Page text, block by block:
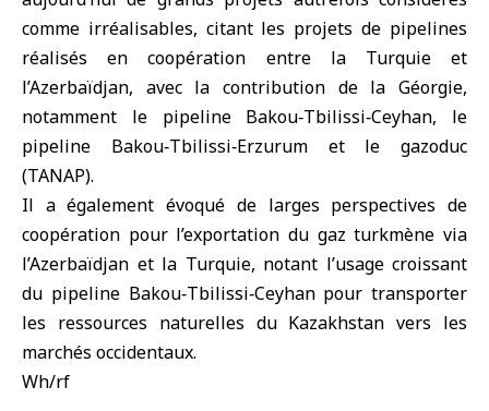
comme irréalisables, citant les projets de pipelines
réalisés en coopération entre la Turquie et
l’Azerbaïdjan, avec la contribution de la Géorgie,
notamment le pipeline Bakou‑Tbilissi‑Ceyhan, le
pipeline Bakou‑Tbilissi‑Erzurum et le gazoduc
(TANAP).
Il a également évoqué de larges perspectives de
coopération pour l’exportation du gaz turkmène via
l’Azerbaïdjan et la Turquie, notant l’usage croissant
du pipeline Bakou‑Tbilissi‑Ceyhan pour transporter
les ressources naturelles du Kazakhstan vers les
marchés occidentaux.
Wh/rf